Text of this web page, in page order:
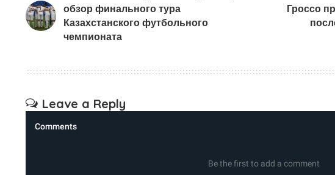
обзор финального тура
Казахстанского футбольного
чемпионата
Гроссо
Leave a Reply